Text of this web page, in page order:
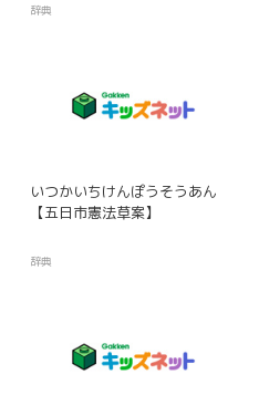
辞典
いつかいちけんぽうそうあん
【五日市憲法草案】
辞典